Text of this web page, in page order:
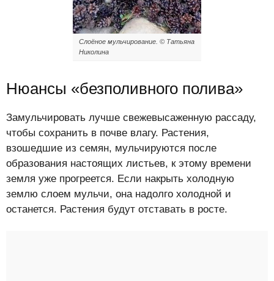
Слоёное мульчирование. © Татьяна
Николина
Нюансы «безполивного полива»
Замульчировать лучше свежевысаженную рассаду,
чтобы сохранить в почве влагу. Растения,
взошедшие из семян, мульчируются после
образования настоящих листьев, к этому времени
земля уже прогреется. Если накрыть холодную
землю слоем мульчи, она надолго холодной и
останется. Растения будут отставать в росте.